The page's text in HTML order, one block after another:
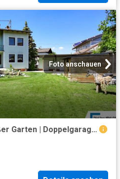
Foto anschauen
Zweifamilienhaus | großer Garten | Doppelgarage | getrennte Einheiten